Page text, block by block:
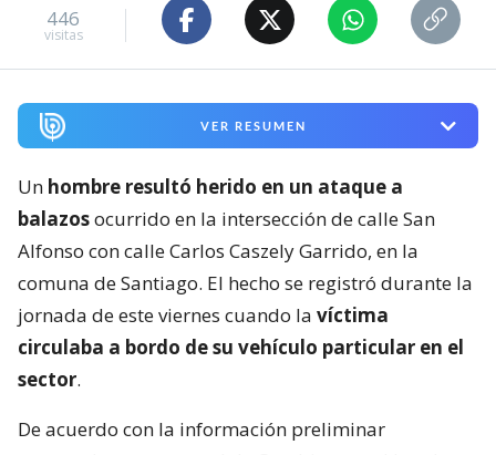
446
visitas
VER RESUMEN
Un hombre resultó herido en un ataque a
balazosocurrido en la intersección de calle San
Alfonso con calle Carlos Caszely Garrido, en la
comuna de Santiago. El hecho se registró durante la
jornada de este viernes cuando la víctima
circulaba a bordo de su vehículo particular en el
sector.
De acuerdo con la información preliminar